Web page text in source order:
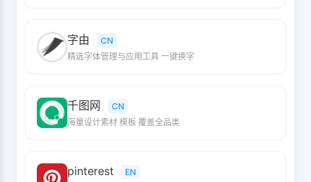
字由
CN
精选字体管理与应用工具 一键换字
千图网
CN
海量设计素材 模板 覆盖全品类
pinterest
EN